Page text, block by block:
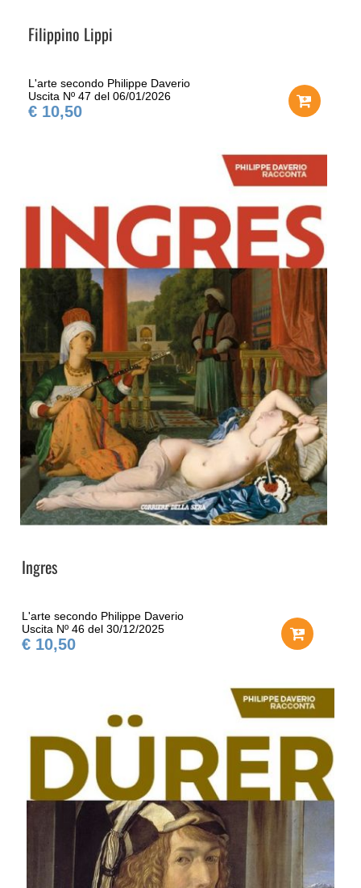
Filippino Lippi
L'arte secondo Philippe Daverio
Uscita Nº 47 del 06/01/2026
€ 10,50
Ingres
L'arte secondo Philippe Daverio
Uscita Nº 46 del 30/12/2025
€ 10,50